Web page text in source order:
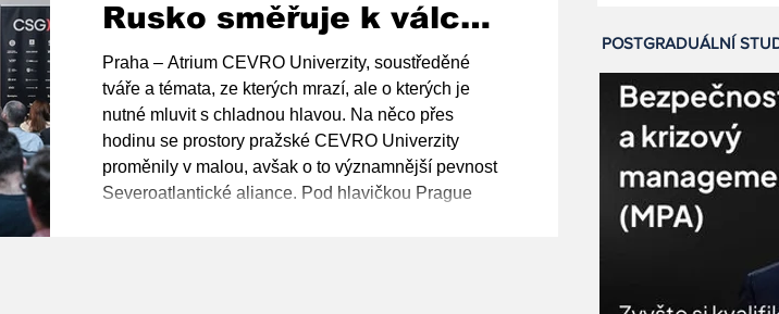
Rusko směřuje k válce
s námi, chybí nám pocit
naléhavosti, varoval
Řehka
Praha – Atrium CEVRO Univerzity, soustředěné
tváře a témata, ze kterých mrazí, ale o kterých je
nutné mluvit s chladnou hlavou. Na něco přes
hodinu se prostory pražské CEVRO Univerzity
proměnily v malou, avšak o to významnější pevnost
Severoatlantické aliance. Pod hlavičkou Prague
POSTGRADUÁLNÍ